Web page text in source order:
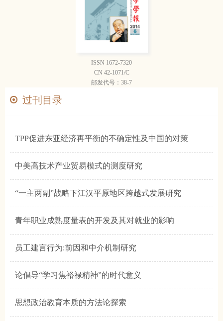
ISSN 1672-7320
CN 42-1071/C
邮发代号：38-7
过刊目录
TPP促进东亚经济再平衡的不确定性及中国的对策
中美高技术产业贸易模式的测度研究
“一主两副”战略下江汉平原地区跨越式发展研究
青年职业成熟度量表的开发及其对就业的影响
员工建言行为:前因和中介机制研究
论倡导“学习焦裕禄精神”的时代意义
思想政治教育本质的方法论探索